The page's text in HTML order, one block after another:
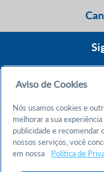
Aviso de Cookies
Nós usamos cookies e
melhorar a sua
publicidade e recomendar
nossos serviços, você
em nossa
Política de